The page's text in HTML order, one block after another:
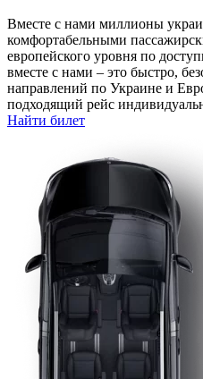
Вместе с нами миллионы
комфортабельными
европейского уровня по
вместе с нами – это быстро,
направлений по Украине и
подходящий рейс
Найти билет